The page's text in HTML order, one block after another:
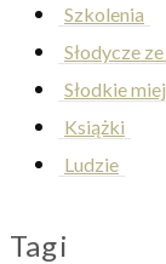
Szkolenia
Słodycze
Słodkie
Książki
Ludzie
Tagi